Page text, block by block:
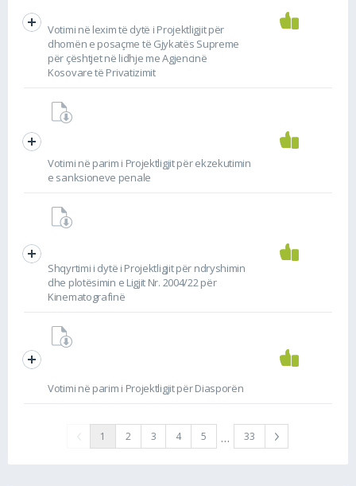
Votimi në lexim të dytë i Projektligjit për
dhomën e posaçme të Gjykatës Supreme
për çështjet në lidhje me Agjencinë
Kosovare të Privatizimit
Votimi në parim i Projektligjit për ekzekutimin
e sanksioneve penale
Shqyrtimi i dytë i Projektligjit për ndryshimin
dhe plotësimin e Ligjit Nr. 2004/22 për
Kinematografinë
Votimi në parim i Projektligjit për Diasporën
1 2 3 4 5 … 33